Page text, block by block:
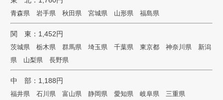
青森県 岩手県 秋田県 宮城県 山形県 福島県
関 東：1,452円
茨城県 栃木県 群馬県 埼玉県 千葉県 東京都 神奈川県 新潟
県 山梨県 長野県
中 部：1,188円
福井県 石川県 富山県 静岡県 愛知県 岐阜県 三重県